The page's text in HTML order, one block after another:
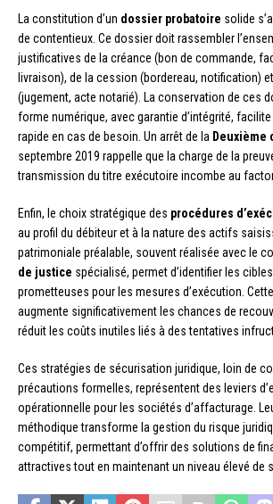
La constitution d’un dossier probatoire solide
de contentieux. Ce dossier doit rassembler
justificatives de la créance (bon de commande,
livraison), de la cession (bordereau, notification)
(jugement, acte notarié). La conservation de ces
forme numérique, avec garantie d’intégrité,
rapide en cas de besoin. Un arrêt de la Deuxième
septembre 2019 rappelle que la charge de la
transmission du titre exécutoire incombe au
Enfin, le choix stratégique des procédures
au profil du débiteur et à la nature des actifs
patrimoniale préalable, souvent réalisée avec le
de justice spécialisé, permet d’identifier les
prometteuses pour les mesures d’exécution.
augmente significativement les chances de
réduit les coûts inutiles liés à des tentatives
Ces stratégies de sécurisation juridique, loin de
précautions formelles, représentent des leviers
opérationnelle pour les sociétés d’affacturage.
méthodique transforme la gestion du risque
compétitif, permettant d’offrir des solutions de
attractives tout en maintenant un niveau élevé de